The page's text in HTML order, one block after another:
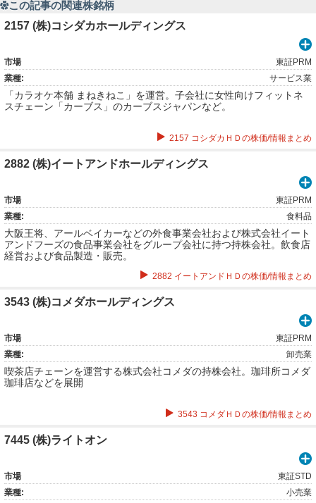
この記事の関連株銘柄
2157 (株)コシダカホールディングス
市場
東証PRM
業種:
サービス業
「カラオケ本舗 まねきねこ」を運営。子会社に女性向けフィットネ
スチェーン「カーブス」のカーブスジャパンなど。
2157 コシダカＨＤの株価/情報まとめ
2882 (株)イートアンドホールディングス
市場
東証PRM
業種:
食料品
大阪王将、アールベイカーなどの外食事業会社および株式会社イート
アンドフーズの食品事業会社をグループ会社に持つ持株会社。飲食店
経営および食品製造・販売。
2882 イートアンドＨＤの株価/情報まとめ
3543 (株)コメダホールディングス
市場
東証PRM
業種:
卸売業
喫茶店チェーンを運営する株式会社コメダの持株会社。珈琲所コメダ
珈琲店などを展開
3543 コメダＨＤの株価/情報まとめ
7445 (株)ライトオン
市場
東証STD
業種:
小売業